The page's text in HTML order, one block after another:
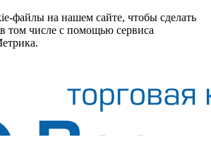
файлы на нашем сайте, чтобы сделать
в том числе с помощью сервиса